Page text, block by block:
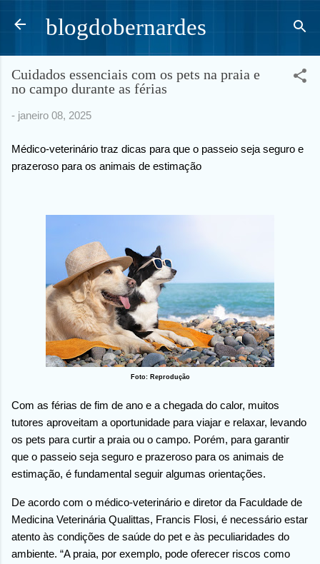
Pular para o conteúdo principal
blogdobernardes
Cuidados essenciais com os pets na praia e
no campo durante as férias
- janeiro 08, 2025
Médico-veterinário traz dicas para que o passeio seja seguro e
prazeroso para os animais de estimação
Foto: Reprodução
Com as férias de fim de ano e a chegada do calor, muitos
tutores aproveitam a oportunidade para viajar e relaxar, levando
os pets para curtir a praia ou o campo. Porém, para garantir
que o passeio seja seguro e prazeroso para os animais de
estimação, é fundamental seguir algumas orientações.
De acordo com o médico-veterinário e diretor da Faculdade de
Medicina Veterinária Qualittas, Francis Flosi, é necessário estar
atento às condições de saúde do pet e às peculiaridades do
ambiente. “A praia, por exemplo, pode oferecer riscos como